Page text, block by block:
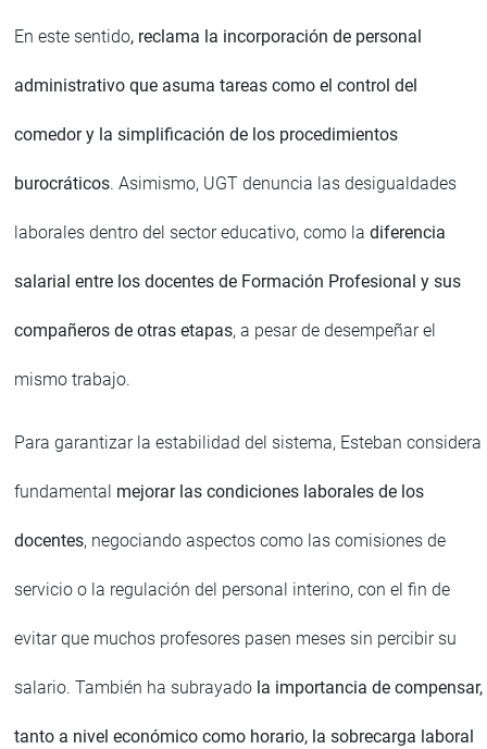
En este sentido, reclama la incorporación de personal
administrativo que asuma tareas como el control del
comedor y la simplificación de los procedimientos
burocráticos. Asimismo, UGT denuncia las desigualdades
laborales dentro del sector educativo, como la diferencia
salarial entre los docentes de Formación Profesional y sus
compañeros de otras etapas, a pesar de desempeñar el
mismo trabajo.
Para garantizar la estabilidad del sistema, Esteban considera
fundamental mejorar las condiciones laborales de los
docentes, negociando aspectos como las comisiones de
servicio o la regulación del personal interino, con el fin de
evitar que muchos profesores pasen meses sin percibir su
salario. También ha subrayado la importancia de compensar,
tanto a nivel económico como horario, la sobrecarga laboral